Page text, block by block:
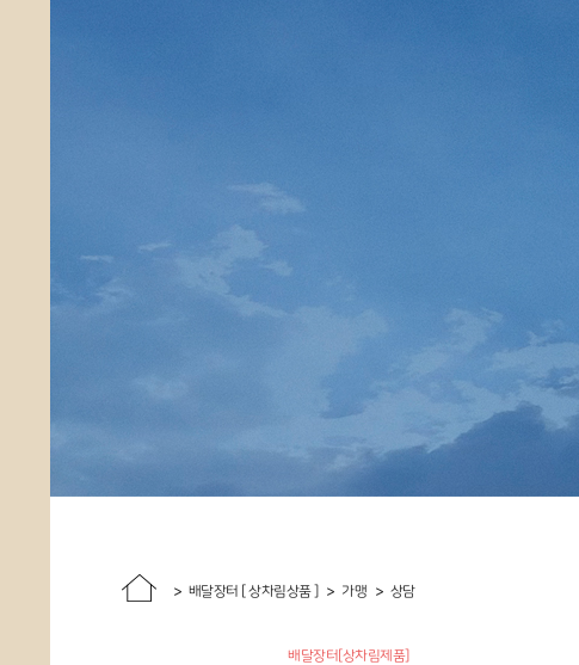
배달장터 [ 상차림상품 ] 가맹 상담
배달장터[상차림제품]